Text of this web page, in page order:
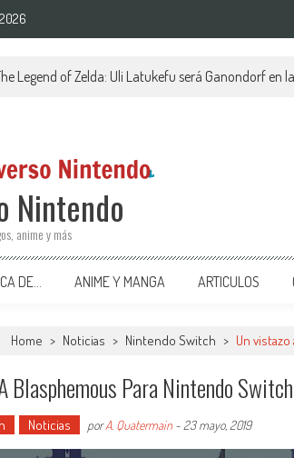
Legend of Zelda: Uli Latukefu será Ganondorf en
Nintendo
anime y más
DE… ANIME Y MANGA ARTICULOS
Home > Noticias > Nintendo Switch > Un
Blasphemous Para Nintendo Switch
Noticias porA. Quatermain - 23 mayo, 2019